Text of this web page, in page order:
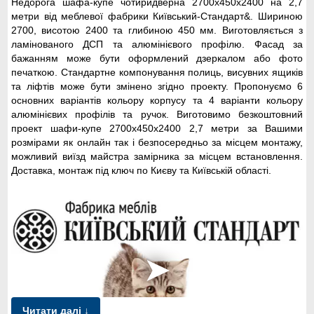
метри від меблевої фабрики Київський-Стандарт&. Шириною
2700, висотою 2400 та глибиною 450 мм. Виготовляється з
ламінованого ДСП та алюмінієвого профілю. Фасад за
бажанням може бути оформлений дзеркалом або фото
печаткою. Стандартне компонування полиць, висувних ящиків
та ліфтів може бути змінено згідно проекту. Пропонуємо 6
основних варіантів кольору корпусу та 4 варіанти кольору
алюмінієвих профілів та ручок. Виготовимо безкоштовний
проект шафи-купе 2700x450x2400 2,7 метри за Вашими
розмірами як онлайн так і безпосередньо за місцем монтажу,
можливий виїзд майстра замірника за місцем встановлення.
Доставка, монтаж під ключ по Києву та Київській області.
➤
Читати далі ↓